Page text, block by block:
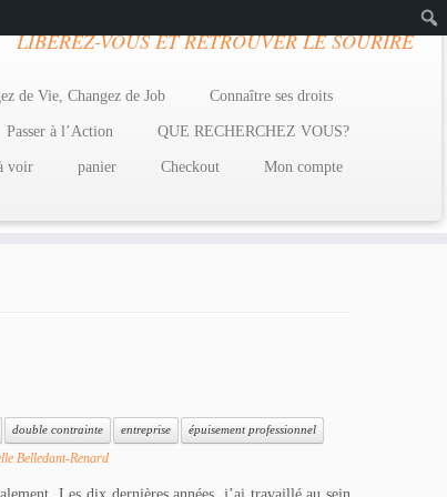
LIBEREZ-VOUS ET RETROUVER LE SOURIRE
de Vie, Changez de Job Connaître ses droits
Passer à l’Action QUE RECHERCHEZ VOUS?
voir panier Checkout Mon compte
double contrainte entreprise épuisement professionnel
Belledant-Renard